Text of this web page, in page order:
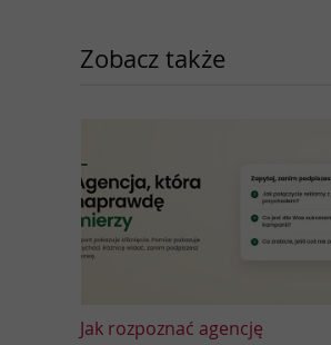
Zobacz także
Jak rozpoznać agencję